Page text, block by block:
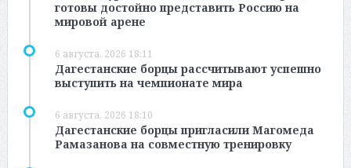
готовы достойно представить Россию на
мировой арене
6 августа, 2026 18:11
Дагестанские борцы рассчитывают успешно
выступить на чемпионате мира
6 августа, 2026 18:10
Дагестанские борцы пригласили Магомеда
Рамазанова на совместную тренировку